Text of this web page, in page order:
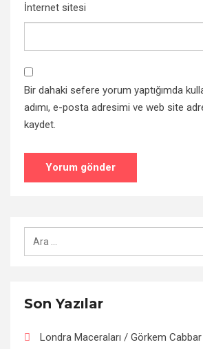
İnternet sitesi
Bir dahaki sefere yorum yaptığımda
adımı, e-posta adresimi ve web site
kaydet.
Son Yazılar
Londra Maceraları / Görkem